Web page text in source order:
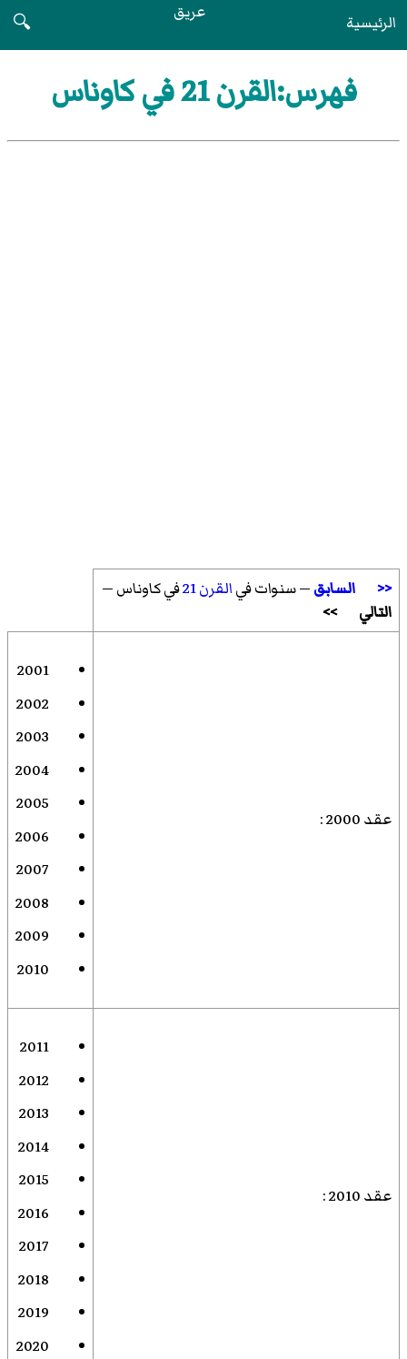
الرئيسية عريق
🔍
فهرس:القرن 21 في كاوناس
<< السابق— سنوات فيالقرن 21
في كاوناس —
التالي
>>
عقد 2000 :
2001
2002
2003
2004
2005
2006
2007
2008
2009
2010
عقد 2010 :
2011
2012
2013
2014
2015
2016
2017
2018
2019
2020